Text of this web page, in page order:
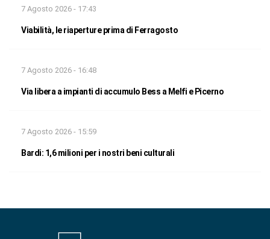
7 Agosto 2026 - 17:43
Viabilità, le riaperture prima di Ferragosto
7 Agosto 2026 - 16:48
Via libera a impianti di accumulo Bess a Melfi e Picerno
7 Agosto 2026 - 15:59
Bardi: 1,6 milioni per i nostri beni culturali